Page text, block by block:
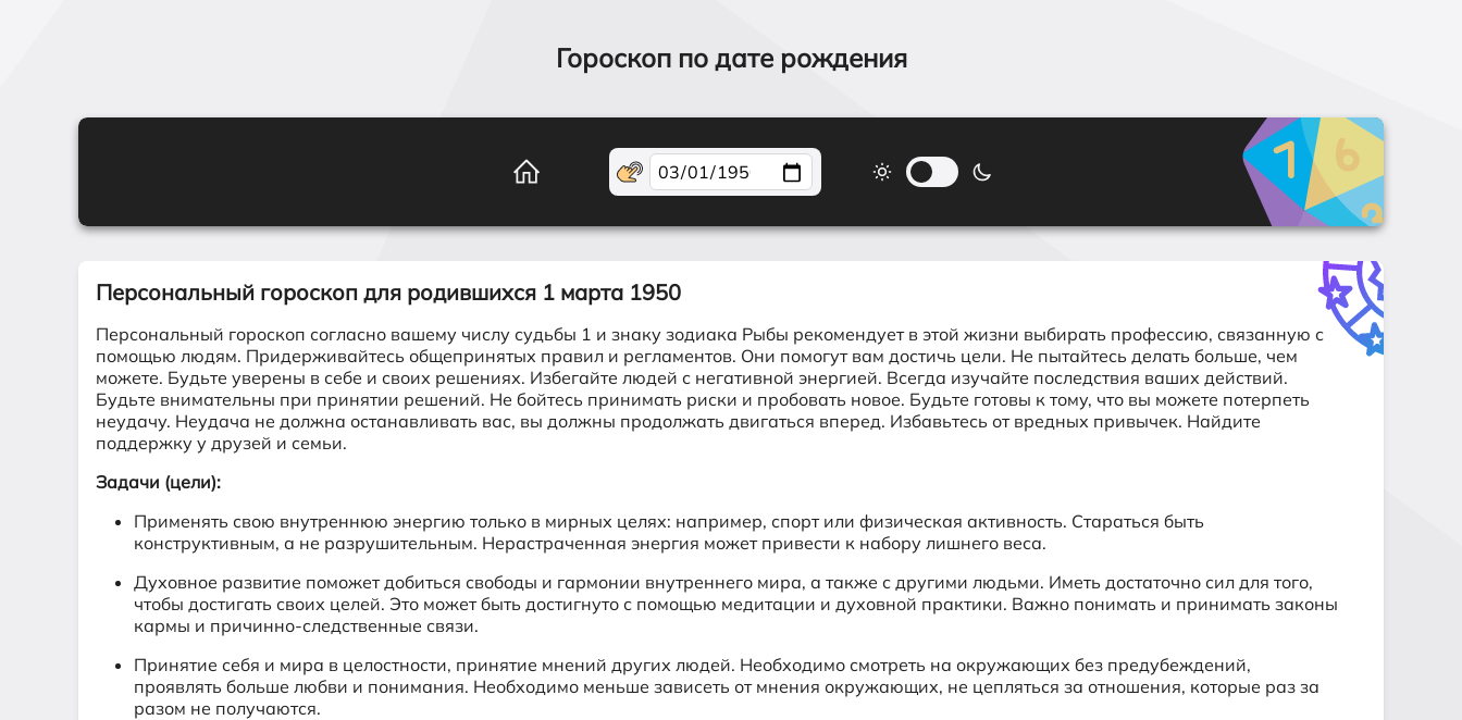
Гороскоп по дате рождения
Персональный гороскоп для родившихся 1 марта 1950
Персональный гороскоп согласно вашему числу судьбы 1 и знаку зодиака Рыбы рекомендует в этой жизни выбирать профессию, связанную с
помощью людям. Придерживайтесь общепринятых правил и регламентов. Они помогут вам достичь цели. Не пытайтесь делать больше, чем
можете. Будьте уверены в себе и своих решениях. Избегайте людей с негативной энергией. Всегда изучайте последствия ваших действий.
Будьте внимательны при принятии решений. Не бойтесь принимать риски и пробовать новое. Будьте готовы к тому, что вы можете потерпеть
неудачу. Неудача не должна останавливать вас, вы должны продолжать двигаться вперед. Избавьтесь от вредных привычек. Найдите
поддержку у друзей и семьи.
Задачи (цели):
Применять свою внутреннюю энергию только в мирных целях: например, спорт или физическая активность. Стараться быть
конструктивным, а не разрушительным. Нерастраченная энергия может привести к набору лишнего веса.
Духовное развитие поможет добиться свободы и гармонии внутреннего мира, а также с другими людьми. Иметь достаточно сил для того,
чтобы достигать своих целей. Это может быть достигнуто с помощью медитации и духовной практики. Важно понимать и принимать законы
кармы и причинно-следственные связи.
Принятие себя и мира в целостности, принятие мнений других людей. Необходимо смотреть на окружающих без предубеждений,
проявлять больше любви и понимания. Необходимо меньше зависеть от мнения окружающих, не цепляться за отношения, которые раз за
разом не получаются.